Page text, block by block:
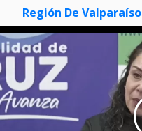
Región De Valparaíso